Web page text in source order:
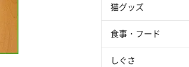
猫グッズ
食事・フード
しぐさ